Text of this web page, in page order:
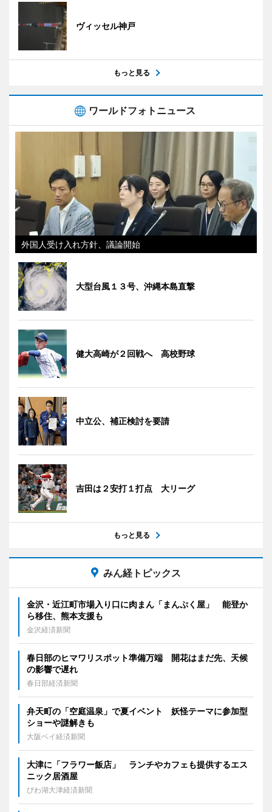
ヴィッセル神戸
もっと見る
ワールドフォトニュース
外国人受け入れ方針、議論開始
大型台風１３号、沖縄本島直撃
健大高崎が２回戦へ 高校野球
中立公、補正検討を要請
吉田は２安打１打点 大リーグ
もっと見る
みん経トピックス
金沢・近江町市場入り口に肉まん「まんぷく屋」 能登か
ら移住、熊本支援も
金沢経済新聞
春日部のヒマワリスポット準備万端 開花はまだ先、天候
の影響で遅れ
春日部経済新聞
弁天町の「空庭温泉」で夏イベント 妖怪テーマに参加型
ショーや謎解きも
大阪ベイ経済新聞
大津に「フラワー飯店」 ランチやカフェも提供するエス
ニック居酒屋
びわ湖大津経済新聞